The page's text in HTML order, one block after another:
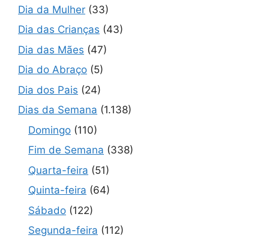
Dia da Mulher (33)
Dia das Crianças (43)
Dia das Mães (47)
Dia do Abraço (5)
Dia dos Pais (24)
Dias da Semana (1.138)
Domingo (110)
Fim de Semana (338)
Quarta-feira (51)
Quinta-feira (64)
Sábado (122)
Segunda-feira (112)